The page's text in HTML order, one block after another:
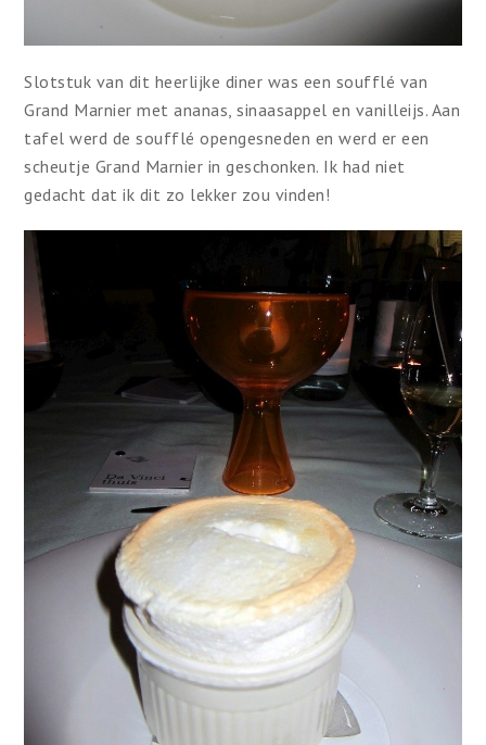
Slotstuk van dit heerlijke diner was een soufflé van
Grand Marnier met ananas, sinaasappel en vanilleijs. Aan
tafel werd de soufflé opengesneden en werd er een
scheutje Grand Marnier in geschonken. Ik had niet
gedacht dat ik dit zo lekker zou vinden!